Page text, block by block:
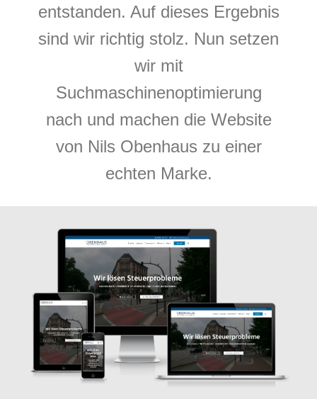
entstanden. Auf dieses Ergebnis
sind wir richtig stolz. Nun setzen
wir mit
Suchmaschinenoptimierung
nach und machen die Website
von Nils Obenhaus zu einer
echten Marke.